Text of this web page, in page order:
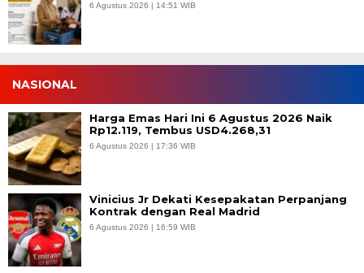
6 Agustus 2026 | 14:51 WIB
NASIONAL
Harga Emas Hari Ini 6 Agustus 2026 Naik
Rp12.119, Tembus USD4.268,31
6 Agustus 2026 | 17:36 WIB
Vinicius Jr Dekati Kesepakatan Perpanjang
Kontrak dengan Real Madrid
6 Agustus 2026 | 16:59 WIB